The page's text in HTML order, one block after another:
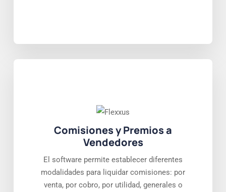
Comisiones y Premios a
Vendedores
El software permite establecer diferentes
modalidades para liquidar comisiones: por
venta, por cobro, por utilidad, generales o